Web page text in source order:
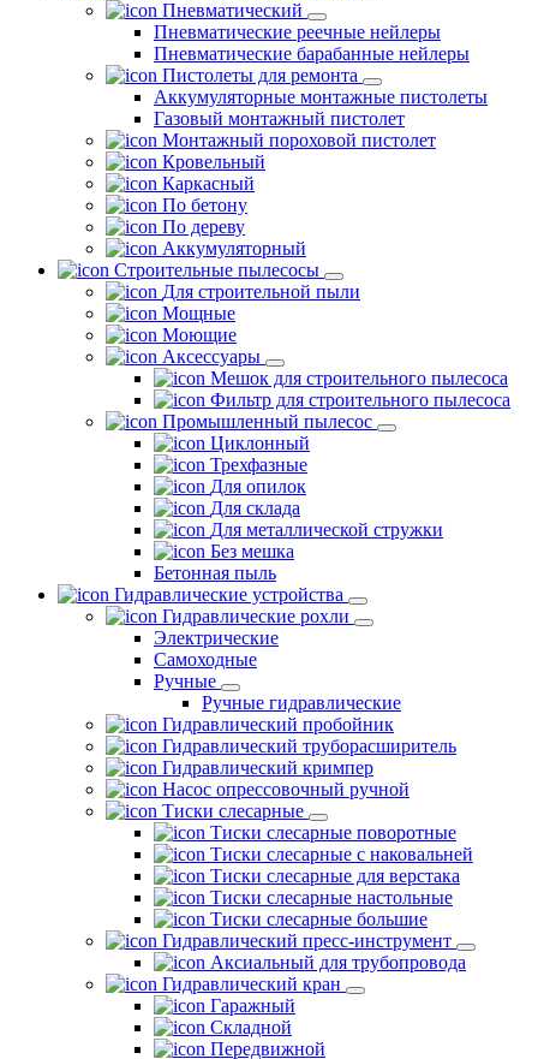
Пневматический
Пневматические реечные нейлеры
Пневматические барабанные нейлеры
Пистолеты для ремонта
Аккумуляторные монтажные пистолеты
Газовый монтажный пистолет
Монтажный пороховой пистолет
Кровельный
Каркасный
По бетону
По дереву
Аккумуляторный
Строительные пылесосы
Для строительной пыли
Мощные
Моющие
Аксессуары
Мешок для строительного пылесоса
Фильтр для строительного пылесоса
Промышленный пылесос
Циклонный
Трехфазные
Для опилок
Для склада
Для металлической стружки
Без мешка
Бетонная пыль
Гидравлические устройства
Гидравлические рохли
Электрические
Самоходные
Ручные
Ручные гидравлические
Гидравлический пробойник
Гидравлический труборасширитель
Гидравлический кримпер
Насос опрессовочный ручной
Тиски слесарные
Тиски слесарные поворотные
Тиски слесарные с наковальней
Тиски слесарные для верстака
Тиски слесарные настольные
Тиски слесарные большие
Гидравлический пресс-инструмент
Аксиальный для трубопровода
Гидравлический кран
Гаражный
Складной
Передвижной